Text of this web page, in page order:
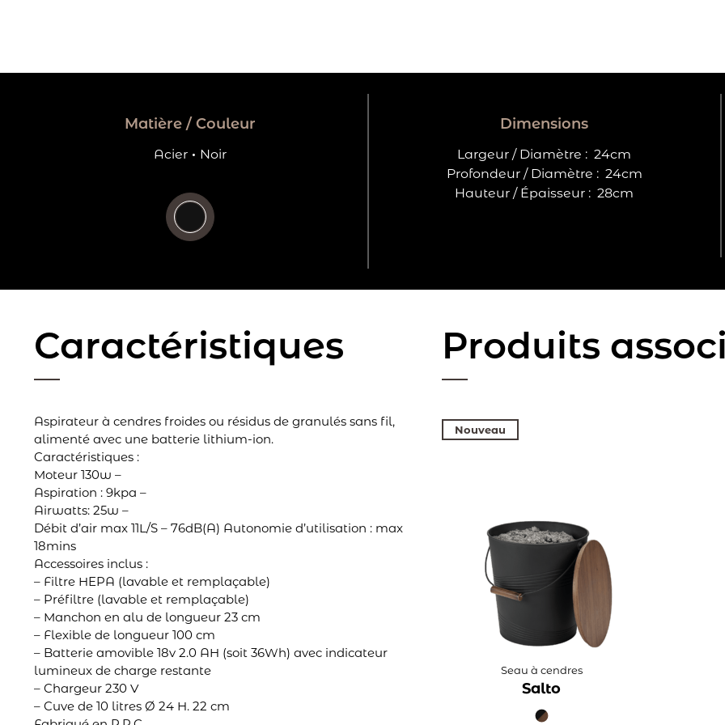
Matière / Couleur
Acier · Noir
Dimensions
Largeur / Diamètre : 24cm
Profondeur / Diamètre : 24cm
Hauteur / Épaisseur : 28cm
Caractéristiques
Aspirateur à cendres froides ou résidus de granulés sans fil,
alimenté avec une batterie lithium-ion.
Caractéristiques :
Moteur 130w –
Aspiration : 9kpa –
Airwatts: 25w –
Débit d’air max 11L/S – 76dB(A) Autonomie d’utilisation : max
18mins
Accessoires inclus :
– Filtre HEPA (lavable et remplaçable)
– Préfiltre (lavable et remplaçable)
– Manchon en alu de longueur 23 cm
– Flexible de longueur 100 cm
– Batterie amovible 18v 2.0 AH (soit 36Wh) avec indicateur
lumineux de charge restante
– Chargeur 230 V
– Cuve de 10 litres Ø 24 H. 22 cm
Produits
Nouveau
Seau à cendres
Salto